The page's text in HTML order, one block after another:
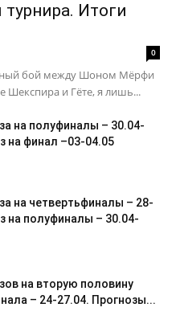
Итоги
0
бой между Шоном Мёрфи
Шекспира и Гёте, я лишь...
на полуфиналы – 30.04-
на финал –03-04.05
на четвертьфиналы – 28-
на полуфиналы – 30.04-
на вторую половину
– 24-27.04. Прогнозы...